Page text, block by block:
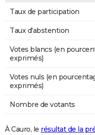
Taux de participation
Taux d'abstention
Votes blancs (en
exprimés)
Votes nuls (en
exprimés)
Nombre de votants
À Cauro, le résultat de la